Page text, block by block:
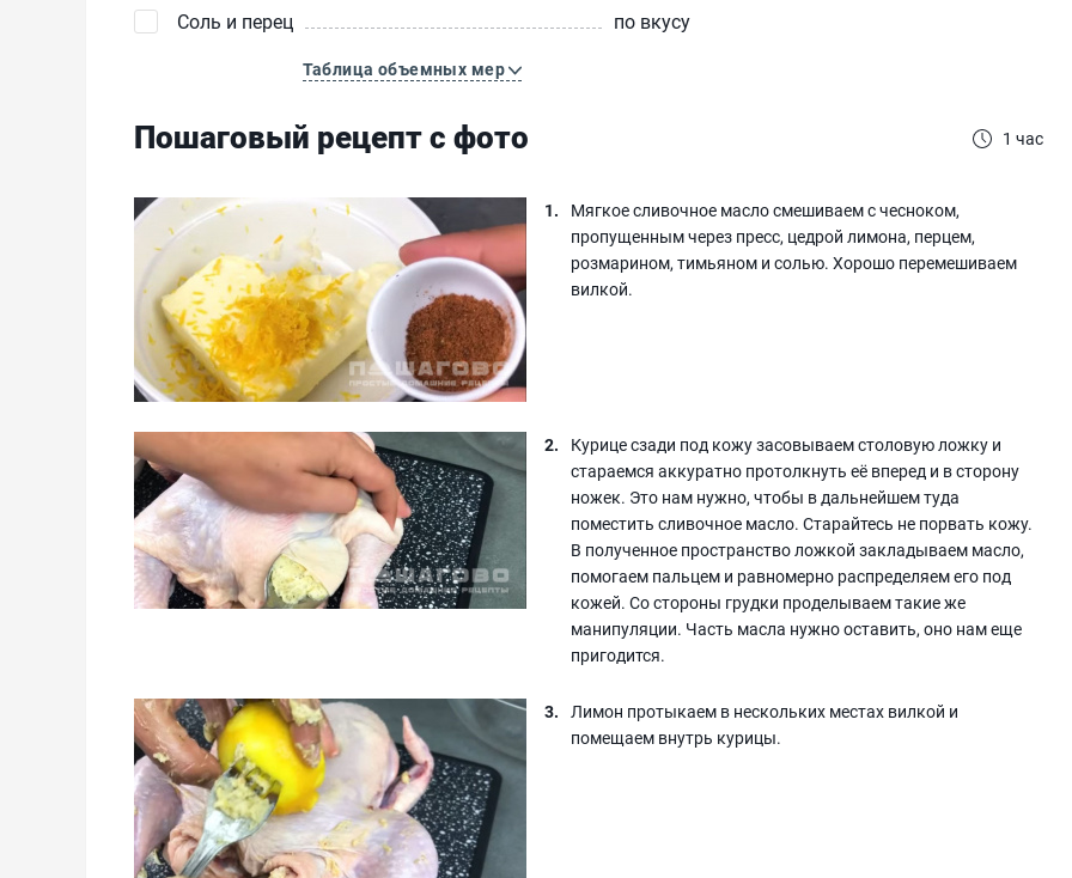
Соль и перец
по вкусу
Таблица объемных мер
Пошаговый рецепт с фото 1 час
Мягкое сливочное масло смешиваем с чесноком,
пропущенным через пресс, цедрой лимона, перцем,
розмарином, тимьяном и солью. Хорошо перемешиваем
вилкой.
Курице сзади под кожу засовываем столовую ложку и
стараемся аккуратно протолкнуть её вперед и в сторону
ножек. Это нам нужно, чтобы в дальнейшем туда
поместить сливочное масло. Старайтесь не порвать кожу.
В полученное пространство ложкой закладываем масло,
помогаем пальцем и равномерно распределяем его под
кожей. Со стороны грудки проделываем такие же
манипуляции. Часть масла нужно оставить, оно нам еще
пригодится.
Лимон протыкаем в нескольких местах вилкой и
помещаем внутрь курицы.